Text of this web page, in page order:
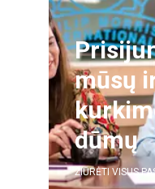
mūsų
dūmų
ŽIŪRĖTI VISUS